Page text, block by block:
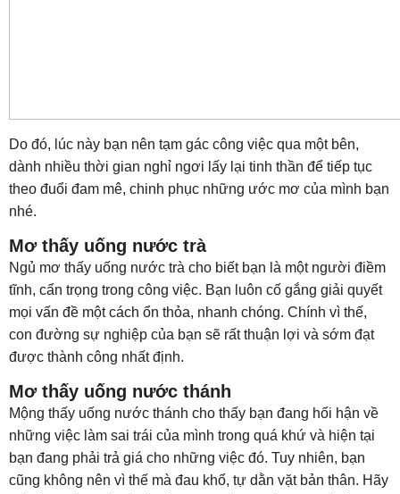
Do đó, lúc này bạn nên tạm gác công việc qua một bên,
dành nhiều thời gian nghỉ ngơi lấy lại tinh thần để tiếp tục
theo đuổi đam mê, chinh phục những ước mơ của mình bạn
nhé.
Mơ thấy uống nước trà
Ngủ mơ thấy uống nước trà cho biết bạn là một người điềm
tĩnh, cẩn trọng trong công việc. Bạn luôn cố gắng giải quyết
mọi vấn đề một cách ổn thỏa, nhanh chóng. Chính vì thế,
con đường sự nghiệp của bạn sẽ rất thuận lợi và sớm đạt
được thành công nhất định.
Mơ thấy uống nước thánh
Mộng thấy uống nước thánh cho thấy bạn đang hối hận về
những việc làm sai trái của mình trong quá khứ và hiện tại
bạn đang phải trả giá cho những việc đó. Tuy nhiên, bạn
cũng không nên vì thế mà đau khổ, tự dằn vặt bản thân. Hãy